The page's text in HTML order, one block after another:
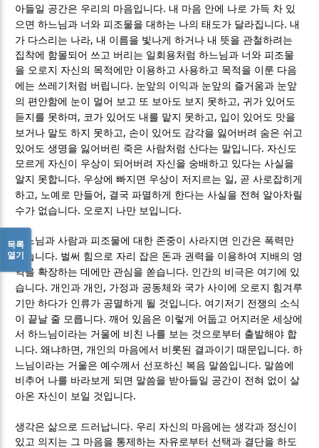
아들일 공간은 우리의 마음입니다. 내 마음 안에 나로 가득 차 있
으면 하느님과 너와 피조물을 대하는 나의 태도가 달라집니다. 내
가 다스리는 나라, 내 이름을 빛나게 하거나 내 뜻을 관철하려는
집착에 함몰되어 쓰고 버리는 일회용처럼 하느님과 너와 피조물
을 오로지 자신의 목적에만 이용하고 사용하고 목적을 이룬 다음
에는 쓰레기처럼 버립니다. 눈앞의 이익과 눈앞의 즐거움과 눈앞
의 편안함에 눈이 멀어 보고 또 보아도 보지 못하고 , 귀가 있어도
듣지를 못하며 , 코가 있어도 내를 맡지 못하고 , 입이 있어도 맛을
보거나 말도 하지 못하고 , 손이 있어도 감각을 잃어버려 숨은 쉬고
있어도 생명을 잃어버린 죽은 사람처럼 산다는 말입니다. 자신도
모르게 자신이 우상이 되어버려 자신을 숭배하고 있다는 사실을
알지 못합니다. 우상에 빠지면 우상이 저지르는 일 , 곧 사로잡히게
하고 , 노예로 만들어 , 결국 파멸하게 한다는 사실을 전혀 알아차릴
수가 없습니다. 오로지 나만 보입니다.
하느님과 사람과 피조물에 대한 존중이 사라지면 인간은 폭력만
남습니다. 벌써 힘으로 자리 잡은 돈과 권력을 이용하여 지배의 영
역을 확장하는 데에만 관심을 쏟습니다. 인간의 비극은 여기에 있
습니다.개인과 개인 , 가정과 공동체와 국가 사이에 오로지 힘겨루
기만 하다가 인류가 공멸하게 될 것입니다. 여기저기 전쟁의 소식
이 끝날 줄 모릅니다.깨어 있음은 이렇게 어둡고 어지러운 세상에
서 하느님이라는 거울에 비친 나를 보는 것으로부터 출발해야 합
니다.왜냐하면 ,개인의 마음에서 비롯된 결과이기 때문입니다.하
느님이라는 거울은 예수께서 선포하신 복음 말씀입니다. 말씀에
비추어 나를 바라보게 되면 말씀을 받아들일 공간이 전혀 없이 살
아온 자신이 보일 것입니다.
생각은 삶으로 드러납니다. 우리 자신의 마음에는 생각과 정신이
있고 의지는 그 마음을 통제하는 자유로부터 선택과 결단을 하도
목록
열기